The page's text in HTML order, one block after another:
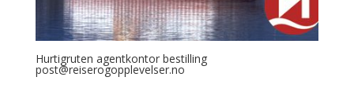
Hurtigruten agentkontor bestilling
post@reiserogopplevelser.no